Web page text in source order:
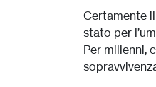
Certamente
stato per
Per millenni,